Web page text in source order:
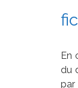
En
du
par